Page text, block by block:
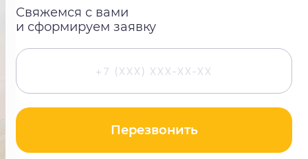
Свяжемся с вами
и сформируем заявку
Перезвонить